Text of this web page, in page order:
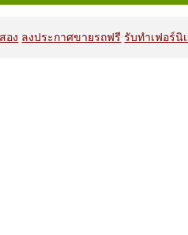
อง ลงประกาศขายรถฟรี รับทำเฟอร์นิ